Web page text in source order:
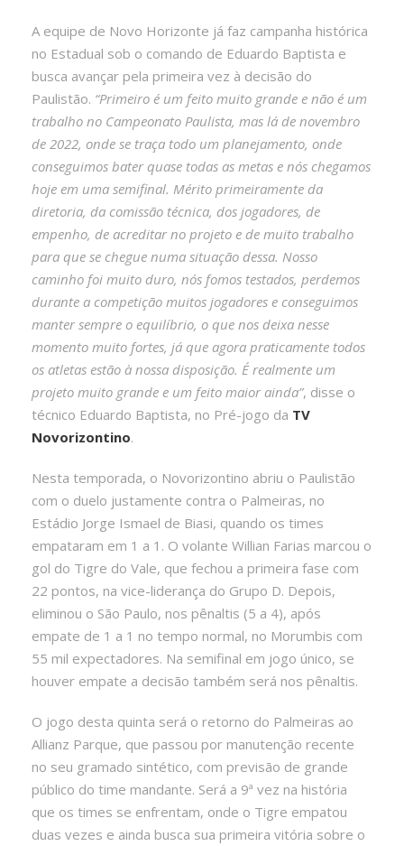
A equipe de Novo Horizonte já faz campanha histórica
no Estadual sob o comando de Eduardo Baptista e
busca avançar pela primeira vez à decisão do
Paulistão. “Primeiro é um feito muito grande e não é um
trabalho no Campeonato Paulista, mas lá de novembro
de 2022, onde se traça todo um planejamento, onde
conseguimos bater quase todas as metas e nós chegamos
hoje em uma semifinal. Mérito primeiramente da
diretoria, da comissão técnica, dos jogadores, de
empenho, de acreditar no projeto e de muito trabalho
para que se chegue numa situação dessa. Nosso
caminho foi muito duro, nós fomos testados, perdemos
durante a competição muitos jogadores e conseguimos
manter sempre o equilíbrio, o que nos deixa nesse
momento muito fortes, já que agora praticamente todos
os atletas estão à nossa disposição. É realmente um
projeto muito grande e um feito maior ainda”, disse o
técnico Eduardo Baptista, no Pré-jogo da TV
Novorizontino.
Nesta temporada, o Novorizontino abriu o Paulistão
com o duelo justamente contra o Palmeiras, no
Estádio Jorge Ismael de Biasi, quando os times
empataram em 1 a 1. O volante Willian Farias marcou o
gol do Tigre do Vale, que fechou a primeira fase com
22 pontos, na vice-liderança do Grupo D. Depois,
eliminou o São Paulo, nos pênaltis (5 a 4), após
empate de 1 a 1 no tempo normal, no Morumbis com
55 mil expectadores. Na semifinal em jogo único, se
houver empate a decisão também será nos pênaltis.
O jogo desta quinta será o retorno do Palmeiras ao
Allianz Parque, que passou por manutenção recente
no seu gramado sintético, com previsão de grande
público do time mandante. Será a 9ª vez na história
que os times se enfrentam, onde o Tigre empatou
duas vezes e ainda busca sua primeira vitória sobre o